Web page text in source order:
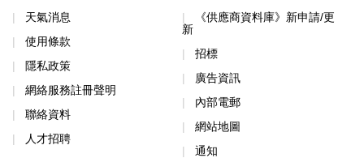
天氣消息
使用條款
隱私政策
網絡服務註冊聲明
聯絡資料
人才招聘
《供應商資料庫》新申請/更
新
招標
廣告資訊
內部電郵
網站地圖
通知